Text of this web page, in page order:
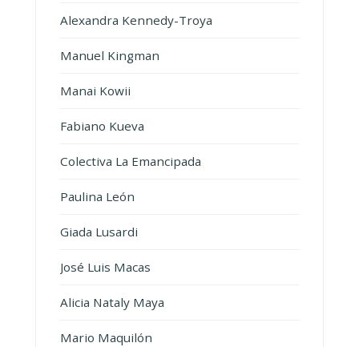
Alexandra Kennedy-Troya
Manuel Kingman
Manai Kowii
Fabiano Kueva
Colectiva La Emancipada
Paulina León
Giada Lusardi
José Luis Macas
Alicia Nataly Maya
Mario Maquilón